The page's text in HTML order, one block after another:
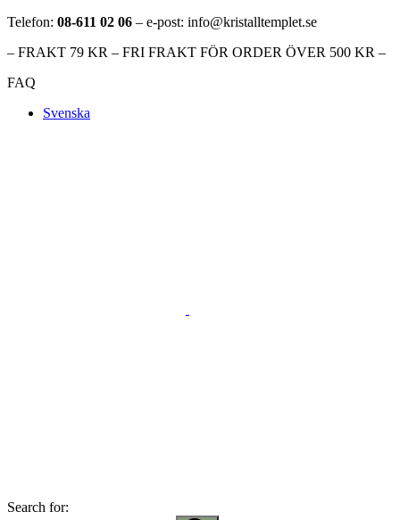
Telefon: 08-611 02 06 – e-post: info@kristalltemplet.se
– FRAKT 79 KR – FRI FRAKT FÖR ORDER ÖVER 500 KR –
FAQ
Svenska
Search for: